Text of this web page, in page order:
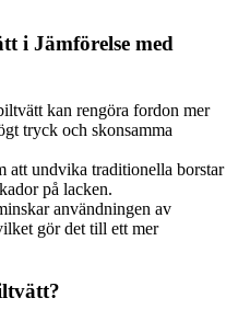
i Jämförelse med
kan rengöra fordon mer
tryck och skonsamma
att undvika traditionella borstar
på lacken.
användningen av
gör det till ett mer